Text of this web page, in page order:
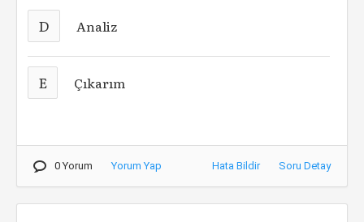
D Analiz
E Çıkarım
0 Yorum Yorum Yap Hata Bildir Soru Detay